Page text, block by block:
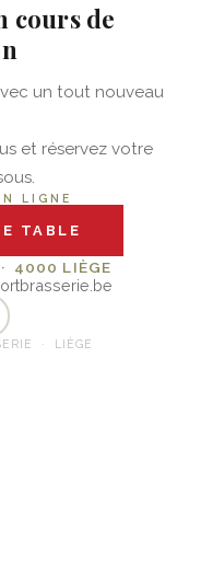
cours de
un tout nouveau
et réservez votre
LIGNE
TABLE
4000 LIÈGE
· LIÈGE